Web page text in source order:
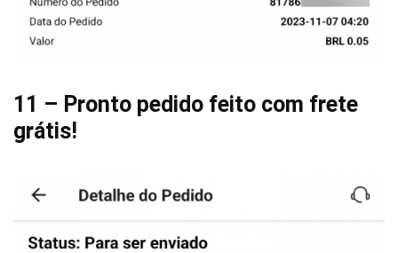
11 – Pronto pedido feito com frete
grátis!